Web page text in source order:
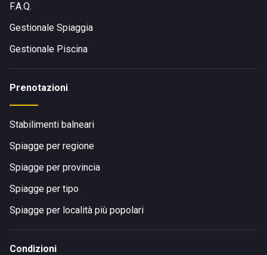
F.A.Q.
Gestionale Spiaggia
Gestionale Piscina
Prenotazioni
Stabilimenti balneari
Spiagge per regione
Spiagge per provincia
Spiagge per tipo
Spiagge per località più popolari
Condizioni